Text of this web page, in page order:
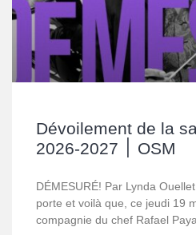
Dévoilement de la
2026-2027 ׀ OSM
DÉMESURÉ! Par Lynda
porte et voilà que, ce jeudi 19
compagnie du chef Rafael